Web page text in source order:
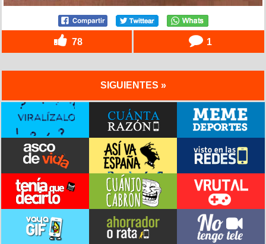
78 1
SIGUIENTES »